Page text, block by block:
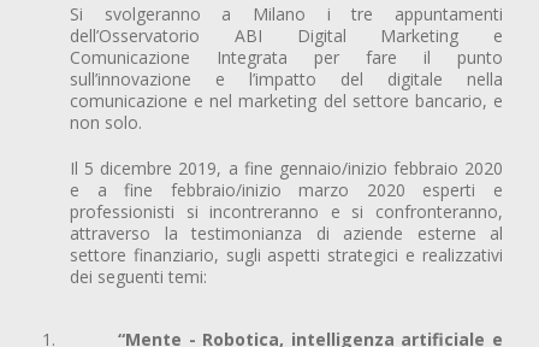
Si svolgeranno a Milano i tre appuntamenti
dell’Osservatorio ABI Digital Marketing e
Comunicazione Integrata per fare il punto
sull’innovazione e l’impatto del digitale nella
comunicazione e nel marketing del settore bancario, e
non solo.
Il 5 dicembre 2019, a fine gennaio/inizio febbraio 2020
e a fine febbraio/inizio marzo 2020 esperti e
professionisti si incontreranno e si confronteranno,
attraverso la testimonianza di aziende esterne al
settore finanziario, sugli aspetti strategici e realizzativi
dei seguenti temi:
“Mente - Robotica, intelligenza artificiale e